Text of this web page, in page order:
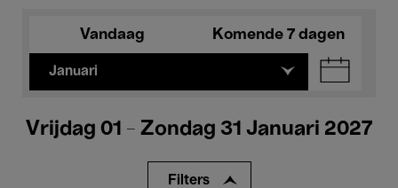
Vandaag Komende 7 dagen
Januari
Vrijdag 01 - Zondag 31 Januari 2027
Filters